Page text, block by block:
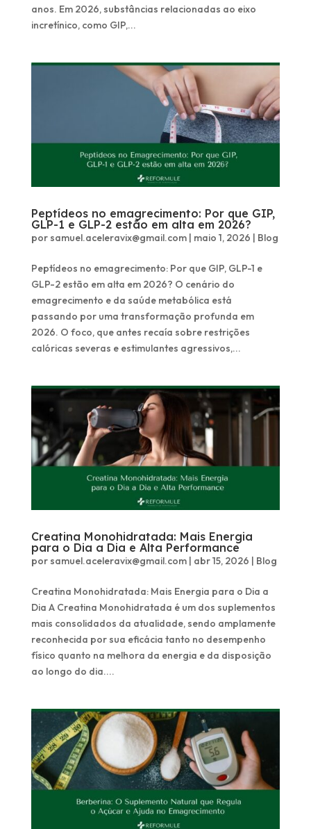
anos. Em 2026, substâncias relacionadas ao eixo
incretínico, como GIP,...
Peptídeos no emagrecimento: Por que GIP,
GLP-1 e GLP-2 estão em alta em 2026?
por samuel.aceleravix@gmail.com| maio 1, 2026 | Blog
Peptídeos no emagrecimento: Por que GIP, GLP-1 e
GLP-2 estão em alta em 2026? O cenário do
emagrecimento e da saúde metabólica está
passando por uma transformação profunda em
2026. O foco, que antes recaía sobre restrições
calóricas severas e estimulantes agressivos,...
Creatina Monohidratada: Mais Energia
para o Dia a Dia e Alta Performance
por samuel.aceleravix@gmail.com| abr 15, 2026 Blog
Creatina Monohidratada: Mais Energia para o Dia a
Dia A Creatina Monohidratada é um dos suplementos
mais consolidados da atualidade, sendo amplamente
reconhecida por sua eficácia tanto no desempenho
físico quanto na melhora da energia e da disposição
ao longo do dia....